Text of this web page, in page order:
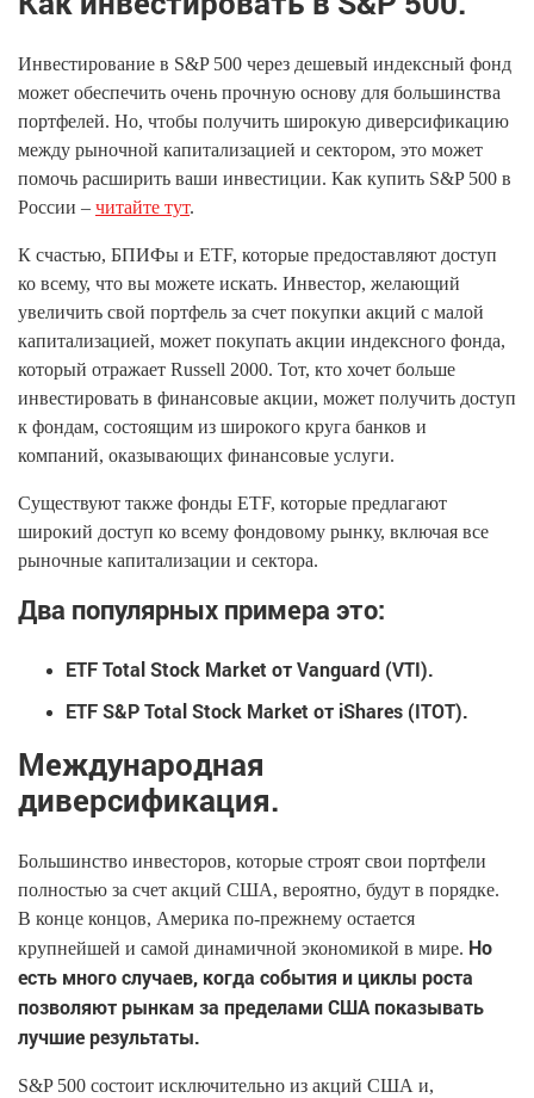
Инвестирование в S&P 500 через дешевый индексный фонд
может обеспечить очень прочную основу для большинства
портфелей. Но, чтобы получить широкую диверсификацию
между рыночной капитализацией и сектором, это может
помочь расширить ваши инвестиции. Как купить S&P 500 в
России – читайте тут.
К счастью, БПИФы и ETF, которые предоставляют доступ
ко всему, что вы можете искать. Инвестор, желающий
увеличить свой портфель за счет покупки акций с малой
капитализацией, может покупать акции индексного фонда,
который отражает Russell 2000. Тот, кто хочет больше
инвестировать в финансовые акции, может получить доступ
к фондам, состоящим из широкого круга банков и
компаний, оказывающих финансовые услуги.
Существуют также фонды ETF, которые предлагают
широкий доступ ко всему фондовому рынку, включая все
рыночные капитализации и сектора.
Два популярных примера это:
ETF Total Stock Market от Vanguard (VTI).
ETF S&P Total Stock Market от iShares (ITOT).
Международная
диверсификация.
Большинство инвесторов, которые строят свои портфели
полностью за счет акций США, вероятно, будут в порядке.
В конце концов, Америка по-прежнему остается
крупнейшей и самой динамичной экономикой в мире. Но
есть много случаев, когда события и циклы роста
позволяют рынкам за пределами США показывать
лучшие результаты.
S&P 500 состоит исключительно из акций США и,